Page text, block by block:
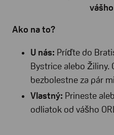
Ako na to?
U nás: Príďte do
Bystrice alebo Žiliny.
bezbolestne za pár
Vlastný: Prineste
odliatok od vášho